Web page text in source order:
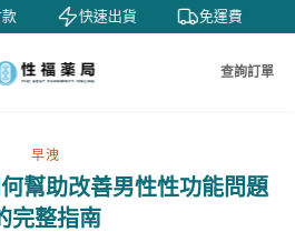
快速出貨 免運費
查詢訂單
早洩
幫助改善男性性功能問題
完整指南